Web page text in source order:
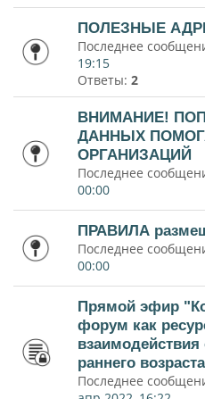
ПОЛЕЗНЫЕ
Последнее
19:15
Ответы: 2
ВНИМАНИЕ!
ДАННЫХ
ОРГАНИЗАЦИЙ
Последнее
00:00
ПРАВИЛА
Последнее
00:00
Прямой эфир
форум как
раннего
Последнее